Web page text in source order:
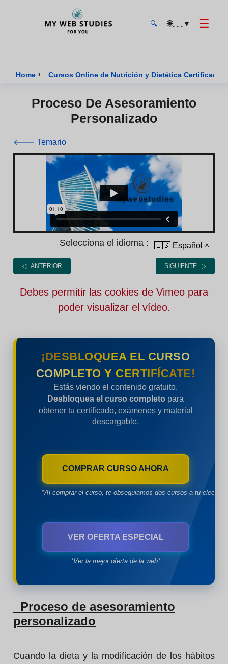
🔍 🌐. . .▼ ☰
Home › Cursos Online de Nutrición y Dietética Certificados
Proceso De Asesoramiento
Personalizado
🡐 Temario
Selecciona el idioma : 🇪🇸 Español ˄
◁ ANTERIOR SIGUIENTE ▷
Debes permitir las cookies de Vimeo para
poder visualizar el vídeo.
¡DESBLOQUEA EL CURSO
COMPLETO Y CERTIFÍCATE!
Estás viendo el contenido gratuito.
Desbloquea el curso completo para
obtener tu certificado, exámenes y material
descargable.
COMPRAR CURSO AHORA
*Al comprar el curso, te obsequiamos dos cursos a tu
VER OFERTA ESPECIAL
*Ver la mejor oferta de la web*
Proceso de asesoramiento
personalizado
Cuando la dieta y la modificación de los hábitos